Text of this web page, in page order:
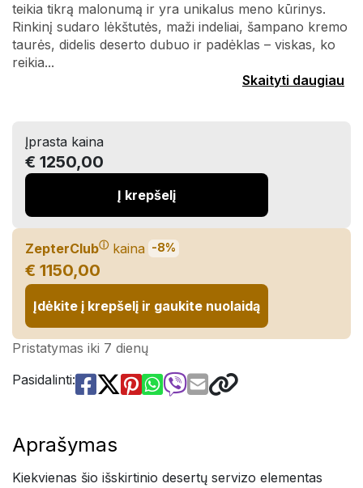
teikia tikrą malonumą ir yra unikalus meno kūrinys.
Rinkinį sudaro lėkštutės, maži indeliai, šampano kremo
taurės, didelis deserto dubuo ir padėklas – viskas, ko
reikia...
Skaityti daugiau
Įprasta kaina
€ 1250,00
Į krepšelį
ZepterClubⓘ kaina -8%
€ 1150,00
Įdėkite į krepšelį ir gaukite nuolaidą
Pristatymas iki 7 dienų
Pasidalinti:
Aprašymas
Kiekvienas šio išskirtinio desertų servizo elementas